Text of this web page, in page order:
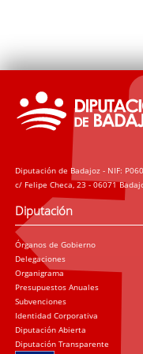
Diputación de Badajoz - NIF:
c/ Felipe Checa, 23 - 06071
Diputación
Órganos de Gobierno
Delegaciones
Organigrama
Presupuestos Anuales
Subvenciones
Identidad Corporativa
Diputación Abierta
Diputación Transparente